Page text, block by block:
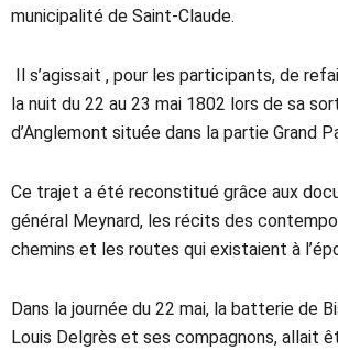
municipalité de Saint-Claude.
Il s’agissait , pour les participants, de
la nuit du 22 au 23 mai 1802 lors de sa
d’Anglemont située dans la partie Grand
Ce trajet a été reconstitué grâce aux
général Meynard, les récits des
chemins et les routes qui existaient à
Dans la journée du 22 mai, la batterie
Louis Delgrès et ses compagnons, allait